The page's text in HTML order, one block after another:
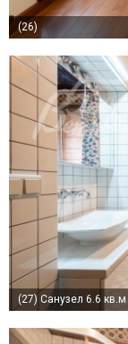
(26)
(27) Санузел 6.6 кв.м